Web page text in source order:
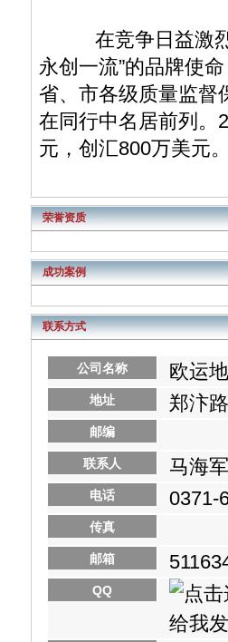
在竞争日益激烈
永创一流”的品牌使
省、市各级质量监督
在同行中名居前列。
元，创汇800万美元
荣誉资质
成功案例
联系方式
公司名称 欧运
地址 郑汴
邮编
联系人 马海军
电话 0371-
传真
邮箱
QQ